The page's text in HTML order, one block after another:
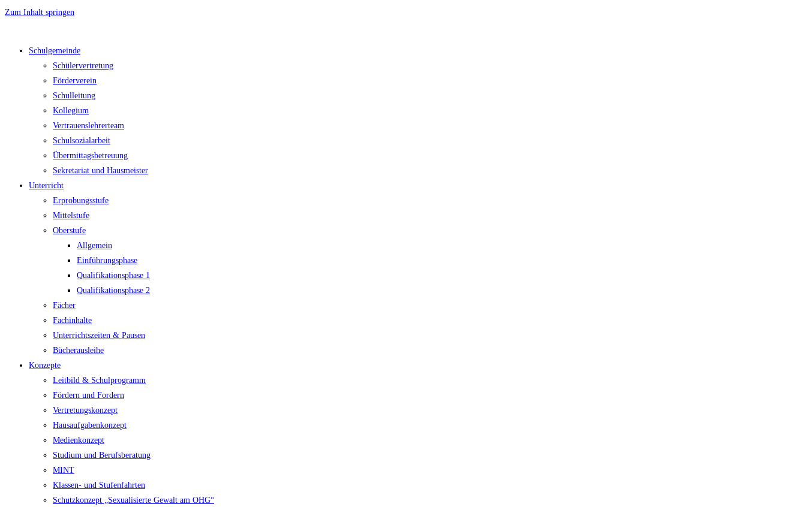
Zum Inhalt springen
Schulgemeinde
Schülervertretung
Förderverein
Schulleitung
Kollegium
Vertrauenslehrerteam
Schulsozialarbeit
Übermittagsbetreuung
Sekretariat und Hausmeister
Unterricht
Erprobungsstufe
Mittelstufe
Oberstufe
Allgemein
Einführungsphase
Qualifikationsphase 1
Qualifikationsphase 2
Fächer
Fachinhalte
Unterrichtszeiten & Pausen
Bücherausleihe
Konzepte
Leitbild & Schulprogramm
Fördern und Fordern
Vertretungskonzept
Hausaufgabenkonzept
Medienkonzept
Studium und Berufsberatung
MINT
Klassen- und Stufenfahrten
Schutzkonzept „Sexualisierte Gewalt am OHG“